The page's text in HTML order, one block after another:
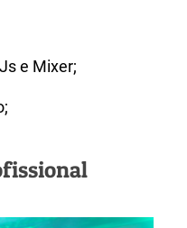
e Mixer;